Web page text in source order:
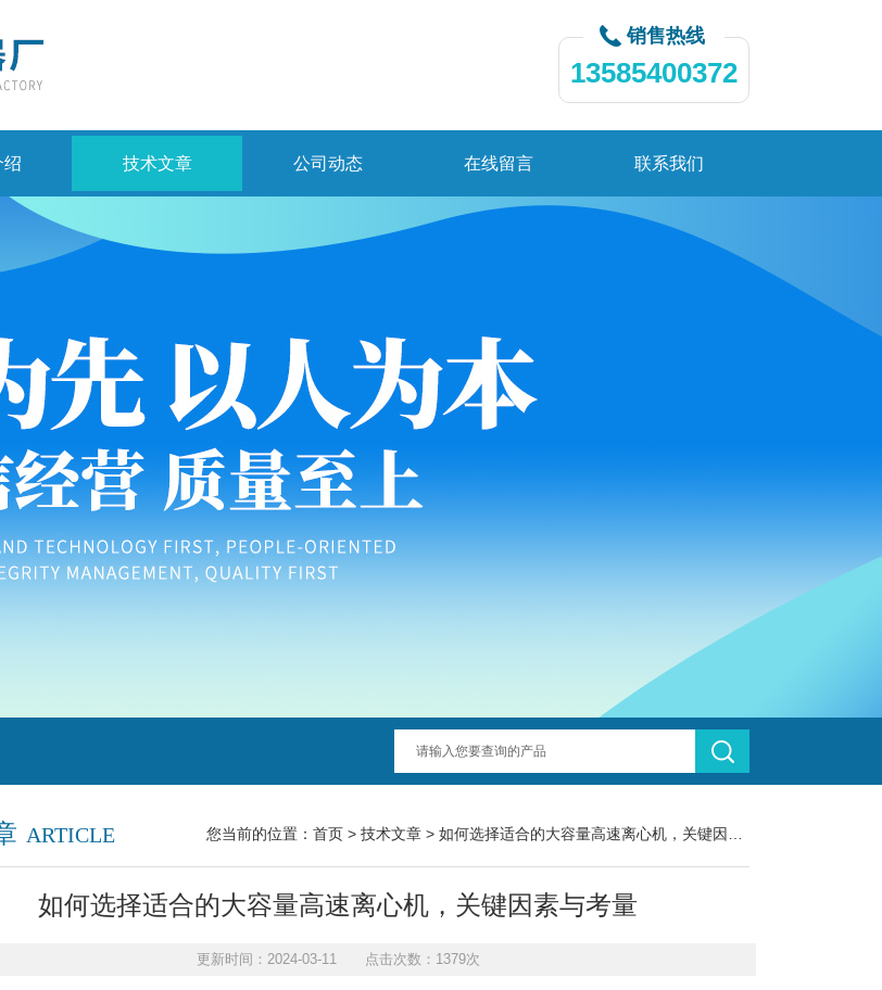
销售热线
13585400372
绍 技术文章 公司动态 在线留言 联系我们
ARTICLE 您当前的位置： 首页 > 技术文章 > 如何选择适合的大容量高速离心机，关键因素与考量
如何选择适合的大容量高速离心机，关键因素与考量
更新时间：2024-03-11 点击次数：1379次